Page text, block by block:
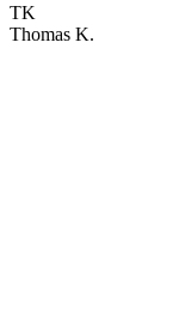
TK
Thomas K.